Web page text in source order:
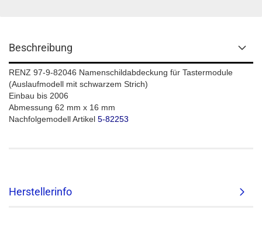
Beschreibung
RENZ 97-9-82046 Namenschildabdeckung für Tastermodule
(Auslaufmodell mit schwarzem Strich)
Einbau bis 2006
Abmessung 62 mm x 16 mm
Nachfolgemodell Artikel 5-82253
Herstellerinfo